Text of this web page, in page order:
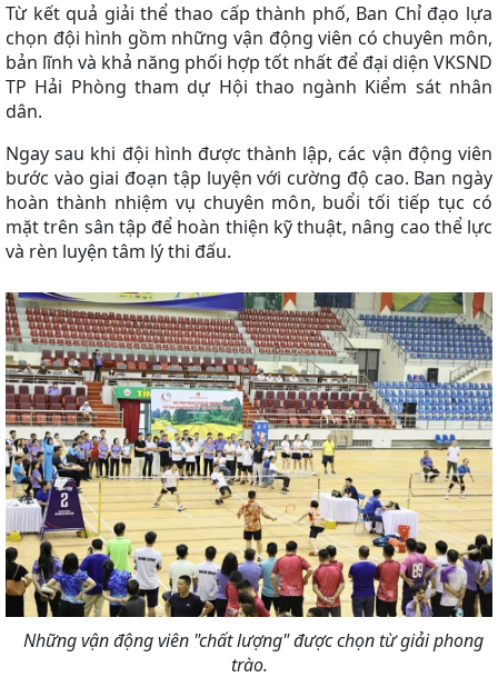
Từ kết quả giải thể thao cấp thành phố, Ban Chỉ đạo lựa
chọn đội hình gồm những vận động viên có chuyên môn,
bản lĩnh và khả năng phối hợp tốt nhất để đại diện VKSND
TP Hải Phòng tham dự Hội thao ngành Kiểm sát nhân
dân.
Ngay sau khi đội hình được thành lập, các vận động viên
bước vào giai đoạn tập luyện với cường độ cao. Ban ngày
hoàn thành nhiệm vụ chuyên môn, buổi tối tiếp tục có
mặt trên sân tập để hoàn thiện kỹ thuật, nâng cao thể lực
và rèn luyện tâm lý thi đấu.
Những vận động viên "chất lượng" được chọn từ giải phong
trào.